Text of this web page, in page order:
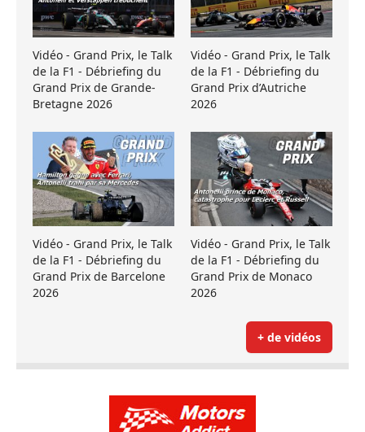
Vidéo - Grand Prix, le Talk
de la F1 - Débriefing du
Grand Prix de Grande-
Bretagne 2026
Vidéo - Grand Prix, le Talk
de la F1 - Débriefing du
Grand Prix d’Autriche
2026
Vidéo - Grand Prix, le Talk
de la F1 - Débriefing du
Grand Prix de Barcelone
2026
Vidéo - Grand Prix, le Talk
de la F1 - Débriefing du
Grand Prix de Monaco
2026
+ de vidéos